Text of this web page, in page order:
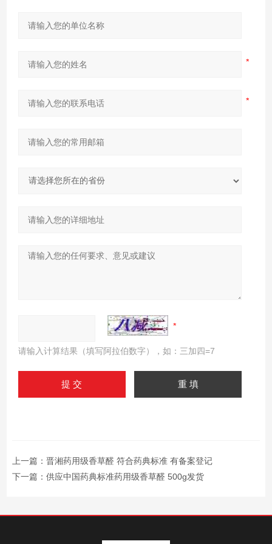
请输入计算结果（填写阿拉伯数字），如：三加四=7
上一篇： 晋湘药用级香草醛 符合药典标准 有备案登记
下一篇： 供应中国药典标准药用级香草醛 500g发货